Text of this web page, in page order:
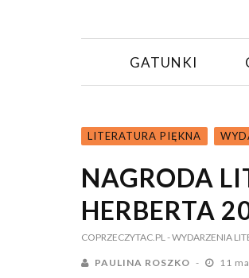
GATUNKI
LITERATURA PIĘKNA
NAGRODA
HERBERTA
COPRZECZYTAC.PL- WYDARZENIA
PAULINA ROSZKO 11